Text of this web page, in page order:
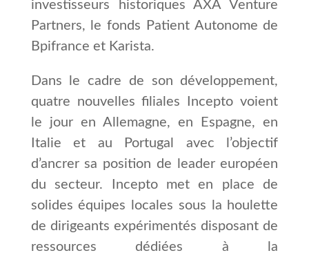
investisseurs historiques AXA Venture
Partners, le fonds Patient Autonome de
Bpifrance et Karista.
Dans le cadre de son développement,
quatre nouvelles filiales Incepto voient
e jour en Allemagne, en Espagne, en
Italie et au Portugal avec l’objectif
d’ancrer sa position de leader européen
du secteur. Incepto met en place de
solides équipes locales sous la houlette
de dirigeants expérimentés disposant de
ressources dédiées à la